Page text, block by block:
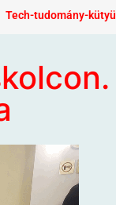
Tech-tudomány-kütyü